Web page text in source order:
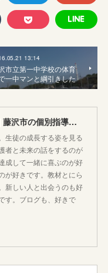
13:14
市立第一中学校の体育
一中マンと綱引きした
「第二の家」ブログ｜藤沢市の個別指導塾のお話
生徒の成長する姿を見る
者と未来の話をするのが
成して一緒に喜ぶのが好
が好きです。教材とにら
新しい人と出会うのも好
す。ブログも、好きで